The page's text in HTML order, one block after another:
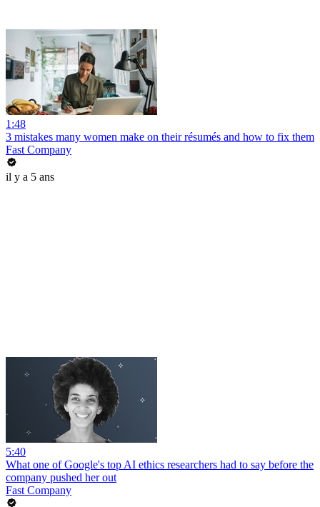
1:48
3 mistakes many women make on their résumés and how to fix them
Fast Company
il y a 5 ans
5:40
What one of Google's top AI ethics researchers had to say before the
company pushed her out
Fast Company